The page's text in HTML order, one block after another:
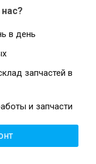
Казимира Малевича, 87
в день
запчастей в
и запчасти